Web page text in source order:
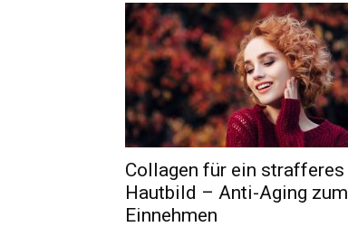
Collagen für ein strafferes
Hautbild – Anti-Aging zum
Einnehmen